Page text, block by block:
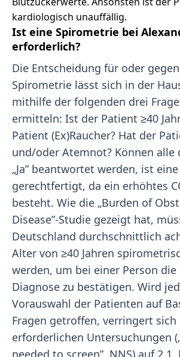
kardiologisch unauffällig.
Ist eine Spirometrie bei
erforderlich?
Die Entscheidung für oder
Spirometrie lässt sich in der
mithilfe der folgenden drei
ermitteln: Ist der Patient ≥40
Patient (Ex)Raucher? Hat der
und/oder Atemnot? Können alle
„Ja” beantwortet werden, ist
gerechtfertigt, da ein erhöhtes
besteht. Wie die „Burden of
Disease”-Studie gezeigt hat,
Deutschland durchschnittlich
Alter von ≥40 Jahren
werden, um bei einer Person die
Diagnose zu bestätigen. Wird
Vorauswahl der Patienten auf
Fragen getroffen, verringert sich
erforderlichen Untersuchungen
needed to screen”, NNS) auf